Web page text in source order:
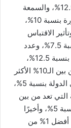
العالمي تشمل: السمعة البحثية العالمية بنسبة 12.5%، والسمعة
البحثية الإقليمية بنسبة 12.5%، والأبحاث المنشورة بنسبة 10%،
والمؤتمرات بنسبة 2.5%، وتأثير الاقتباس
الطبيعي بنسبة 10%، وإجمالي الاستشهادات بنسبة 7.5%، وعدد
الأبحاث التي تعد من بين الـ10% الأكثر استشهادًا بنسبة 12.5%،
والنسبة المئوية لإجمالي المنشورات التي تعد من بين الـ10% الأكثر
استشهادًا بنسبة 10%، والتعاون الدولي نسبة إلى الدولة بنسبة 5%،
البحثية التي تعد من بين
أفضل 1% الأكثر استشهادًا في مجال تخصصها بنسبة 5%، وأخيرًا
النسبة المئوية لإجمالي الأبحاث التي تعد من بين أفضل 1% من